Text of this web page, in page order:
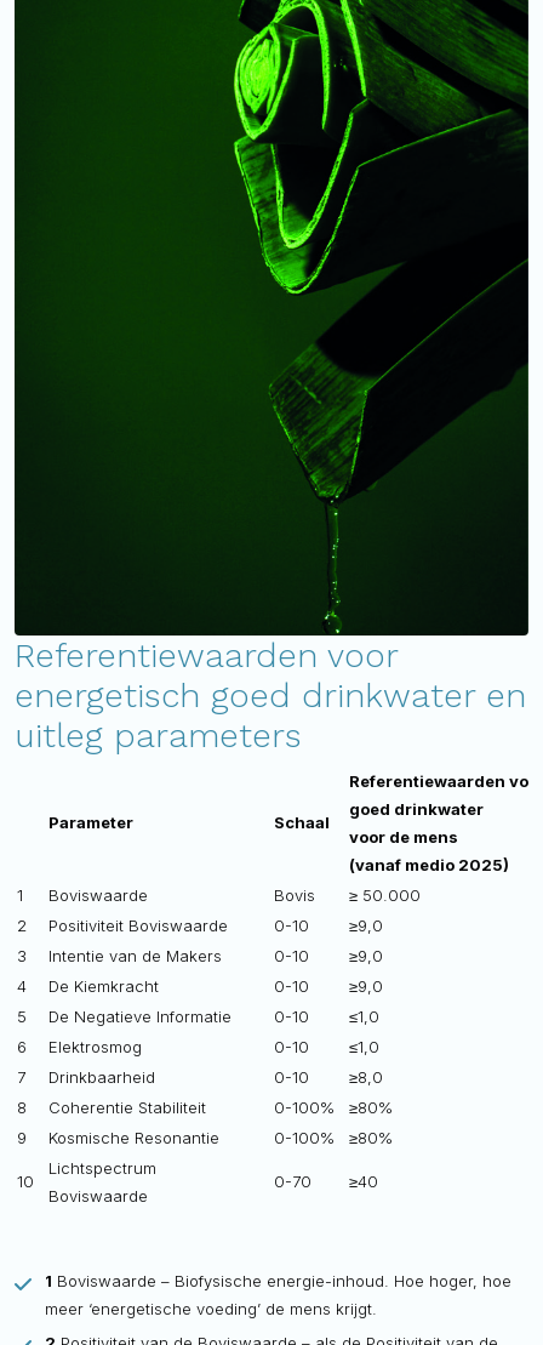
Referentiewaarden voor
energetisch goed drinkwater en
uitleg parameters
Parameter Schaal
Referentiewaarden
goed drinkwater
voor de mens
(vanaf medio 2025)
1
Boviswaarde Bovis
≥ 50.000
2
Positiviteit Boviswaarde 0-10
≥9,0
3
Intentie van de Makers 0-10
≥9,0
4
De Kiemkracht 0-10
≥9,0
5
De Negatieve Informatie 0-10
≤1,0
6
Elektrosmog 0-10
≤1,0
7
Drinkbaarheid 0-10
≥8,0
8
Coherentie Stabiliteit 0-100%
≥80%
9
Kosmische Resonantie 0-100% ≥80%
10
Lichtspectrum
Boviswaarde
0-70 ≥40
1 Boviswaarde – Biofysische energie-inhoud. Hoe hoger, hoe
meer ‘energetische voeding’ de mens krijgt.